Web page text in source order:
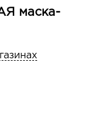
маска-